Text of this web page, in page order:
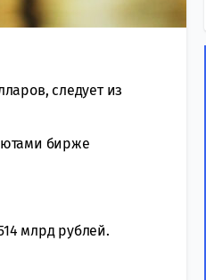
следует из
бирже
млрд рублей.